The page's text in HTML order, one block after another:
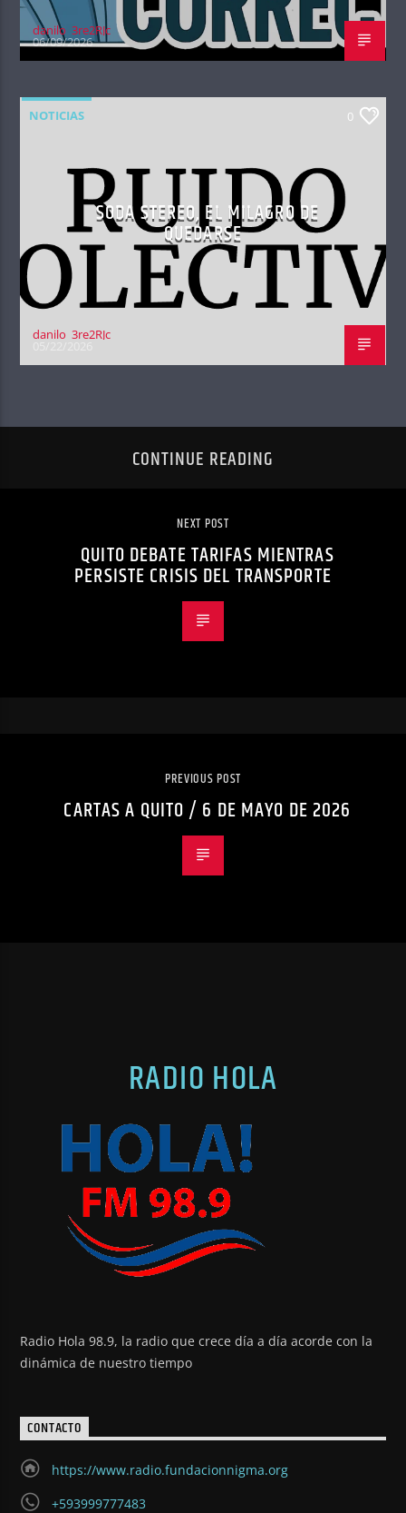
danilo_3re2RJc
06/09/2026
NOTICIAS 0
SODA STEREO, EL MILAGRO DE
QUEDARSE
danilo_3re2RJc
CONTINUE READING
NEXT POST
QUITO DEBATE TARIFAS MIENTRAS
PERSISTE CRISIS DEL TRANSPORTE
PREVIOUS POST
CARTAS A QUITO / 6 DE MAYO DE 2026
RADIO HOLA
Radio Hola 98.9, la radio que crece día a día acorde con la
dinámica de nuestro tiempo
CONTACTO
https://www.radio.fundacionnigma.org
+593999777483